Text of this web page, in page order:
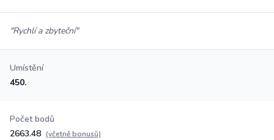
"Rychlí a zbyteční"
Umístění
450.
Počet bodů
2663.48 (včetně bonusů)